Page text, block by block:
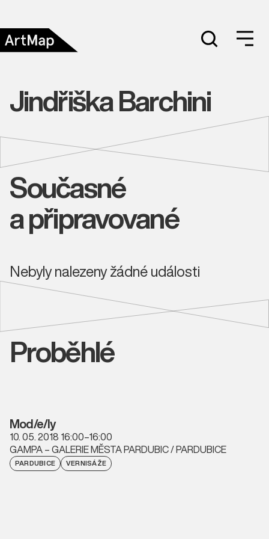
Jindřiška Barchini
Současné
a připravované
Nebyly nalezeny žádné události
Proběhlé
Mod/e/ly
10. 05. 2018 16:00–16:00
GAMPA – GALERIE MĚSTA PARDUBIC / PARDUBICE
PARDUBICE VERNISÁŽE